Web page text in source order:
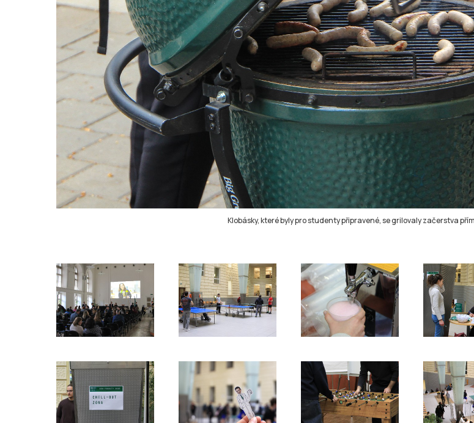
Klobásky, které byly pro studenty připravené, se grilovaly začerstva